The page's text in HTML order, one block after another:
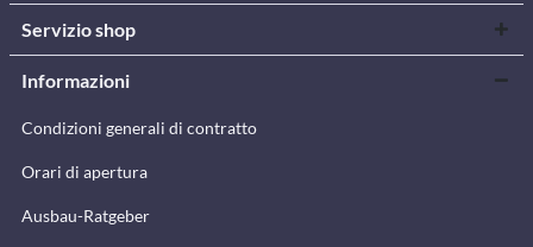
Servizio shop
Informazioni
Condizioni generali di contratto
Orari di apertura
Ausbau-Ratgeber